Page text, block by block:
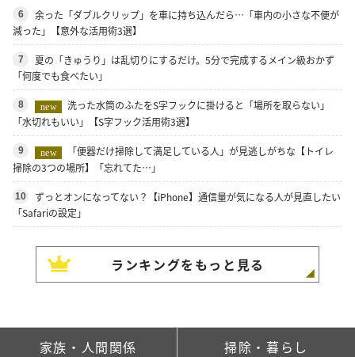
6
余った「ダブルクリップ」を車に持ち込んだら…「車内の小さな不便が
減った」【意外な活用術3選】
7
夏の「きゅうり」は乱切りにするだけ。5分で完成するメイン級おかず
「何度でも食べたい」
8 new
洗った水筒のふたをS字フックに掛けると「場所を取らない」
「水切れもいい」【S字フック活用術3選】
9 new
「便器だけ掃除して満足している人」が見逃しがちな【トイレ
掃除の3つの場所】「忘れてた…」
10
ずっとオンになってない？【iPhone】通信量が気になる人が見直したい
「Safariの設定」
ランキングをもっと見る
家族・人間関係 掃除・暮らし